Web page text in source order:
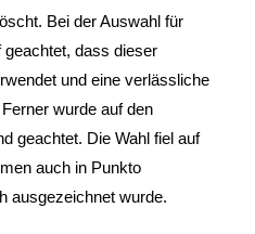
Bei der Auswahl für
geachtet, dass dieser
und eine verlässliche
wurde auf den
geachtet. Die Wahl fiel auf
auch in Punkto
ausgezeichnet wurde.